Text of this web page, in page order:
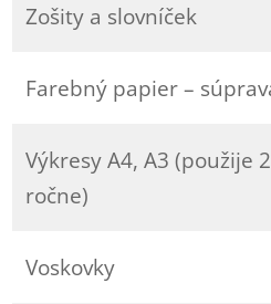
Zošity a slovníček
Farebný papier –
Výkresy A4, A3 (použije
ročne)
Voskovky